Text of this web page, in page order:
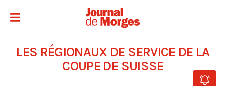
LES RÉGIONAUX DE SERVICE DE LA
COUPE DE SUISSE